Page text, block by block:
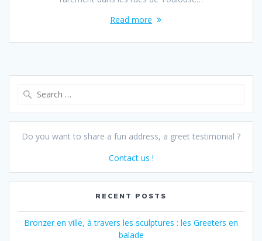
Read more
Do you want to share a fun address, a greet testimonial ?
Contact us !
RECENT POSTS
Bronzer en ville, à travers les sculptures : les Greeters en
balade